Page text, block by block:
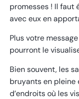
promesses ! Il faut
avec eux en
Plus votre
pourront le
Bien souvent, les
bruyants en pleine
d’endroits où les